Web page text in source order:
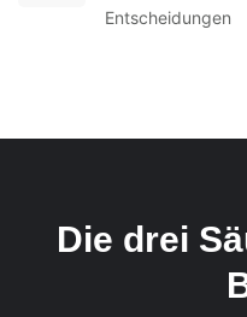
Entscheidungen
Die drei